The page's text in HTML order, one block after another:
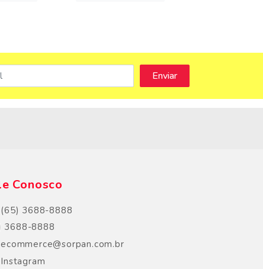
Conosco
(65) 3688-8888
3688-8888
ecommerce@sorpan.com.br
Instagram